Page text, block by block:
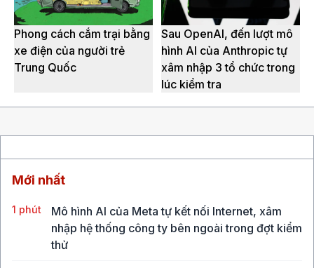
Phong cách cắm trại bằng
xe điện của người trẻ
Trung Quốc
Sau OpenAI, đến lượt mô
hình AI của Anthropic tự
xâm nhập 3 tổ chức trong
lúc kiểm tra
Mới nhất
1 phút
Mô hình AI của Meta tự kết nối Internet, xâm
nhập hệ thống công ty bên ngoài trong đợt kiểm
thử